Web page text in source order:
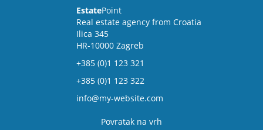
EstatePoint
Real estate agency from Croatia
Ilica 345
HR-10000 Zagreb
+385 (0)1 123 321
+385 (0)1 123 322
info@my-website.com
Povratak na vrh